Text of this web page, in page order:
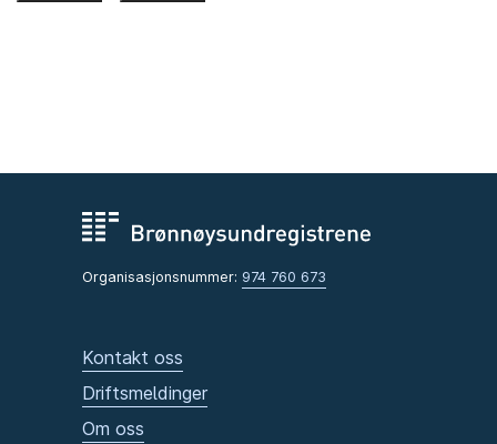
Organisasjonsnummer: 974 760 673
Kontakt oss
Driftsmeldinger
Om oss